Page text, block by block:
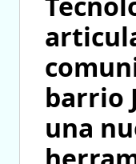
barrio
una